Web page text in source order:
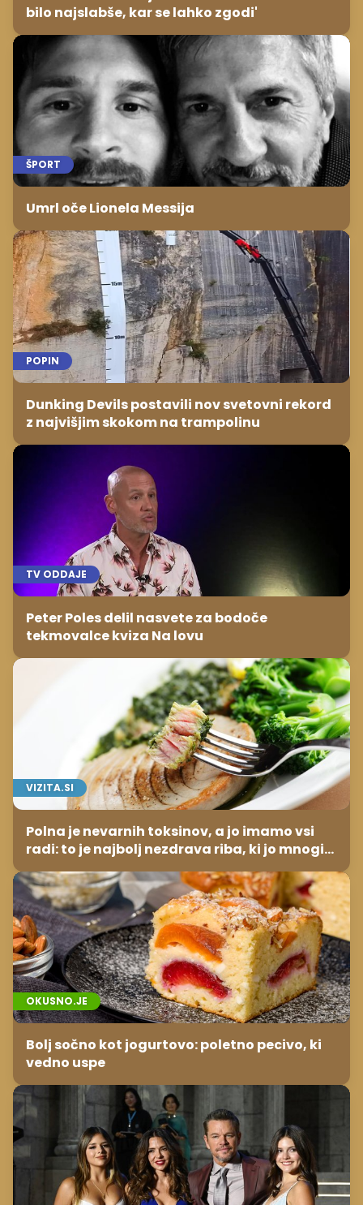
bilo najslabše, kar se lahko zgodi'
ŠPORT
Umrl oče Lionela Messija
POPIN
Dunking Devils postavili nov svetovni rekord
z najvišjim skokom na trampolinu
TV ODDAJE
Peter Poles delil nasvete za bodoče
tekmovalce kviza Na lovu
VIZITA.SI
Polna je nevarnih toksinov, a jo imamo vsi
radi: to je najbolj nezdrava riba, ki jo mnogi
redno uživajo
OKUSNO.JE
Bolj sočno kot jogurtovo: poletno pecivo, ki
vedno uspe